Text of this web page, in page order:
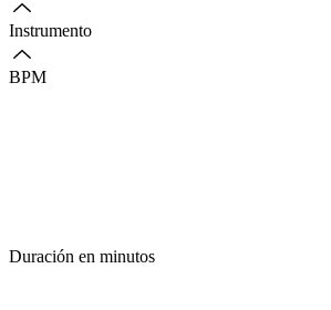
Instrumento
BPM
Duración en minutos